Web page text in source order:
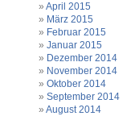
April 2015
März 2015
Februar 2015
Januar 2015
Dezember 2014
November 2014
Oktober 2014
September 2014
August 2014